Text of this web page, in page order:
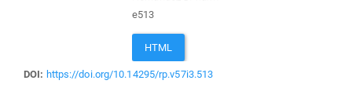
e513
HTML
DOI: https://doi.org/10.14295/rp.v57i3.513